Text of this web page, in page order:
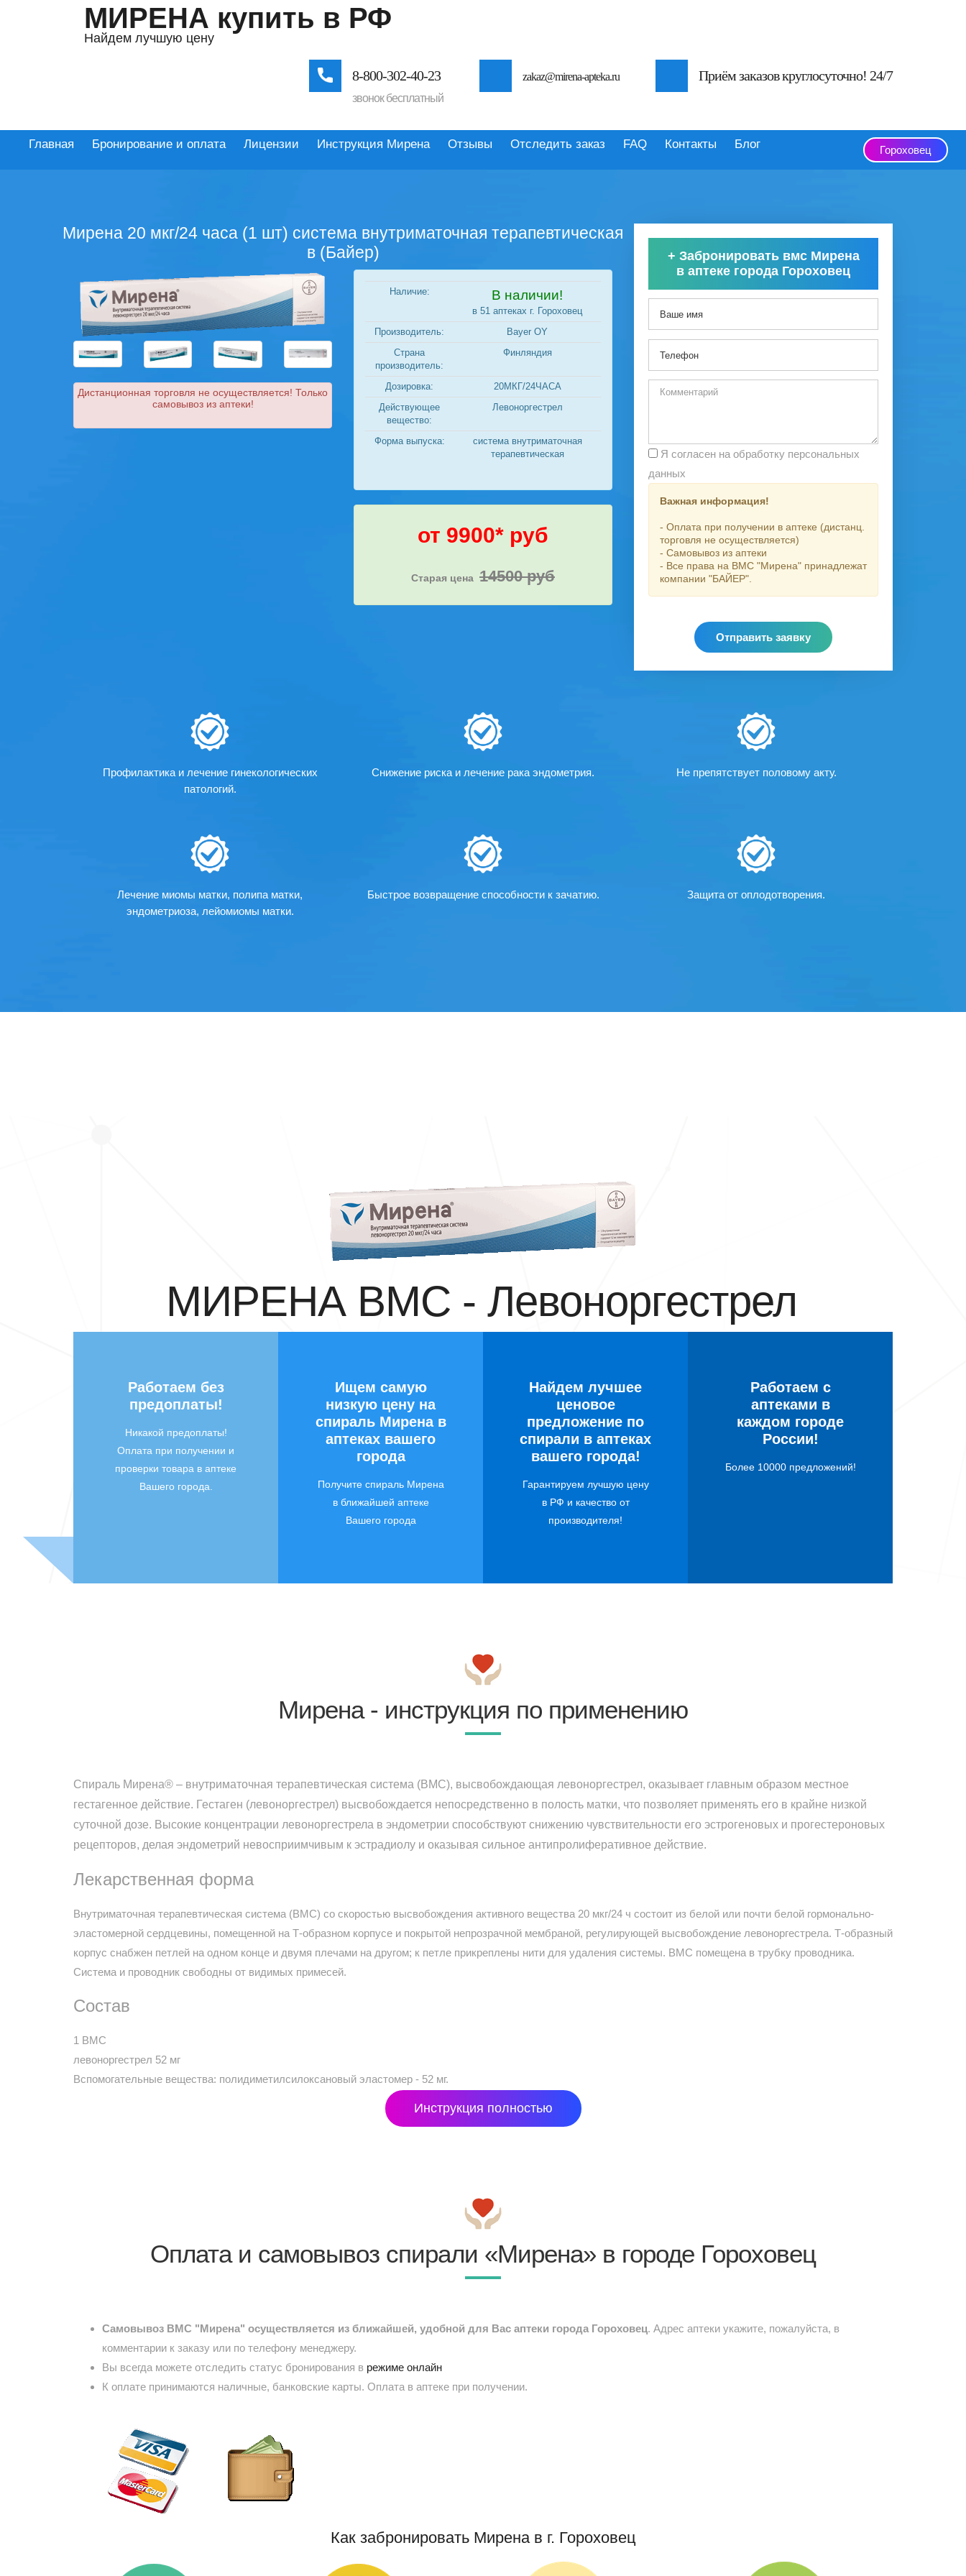
МИРЕНА купить в РФ
Найдем лучшую цену
8-800-302-40-23
звонок бесплатный
zakaz@mirena-apteka.ru Приём заказов круглосуточно! 24/7
Главная Бронирование и оплата Лицензии Инструкция Мирена Отзывы Отследить заказ FAQ Контакты Блог Гороховец
Мирена 20 мкг/24 часа (1 шт) система внутриматочная терапевтическая
в (Байер)
Дистанционная торговля не осуществляется! Только
самовывоз из аптеки!
Наличие: В наличии!
в 51 аптеках г. Гороховец
Производитель:
Bayer OY
Страна
производитель:
Финляндия
Дозировка:
20МКГ/24ЧАСА
Действующее
вещество:
Левоноргестрел
Форма выпуска:
система внутриматочная
терапевтическая
от 9900* руб
Старая цена 14500 руб
+ Забронировать вмс Мирена
в аптеке города Гороховец
данных
Важная информация!
- Оплата при получении в аптеке (дистанц.
торговля не осуществляется)
- Самовывоз из аптеки
- Все права на ВМС "Мирена" принадлежат
компании "БАЙЕР".
Отправить заявку
Профилактика и лечение гинекологических
патологий.
Снижение риска и лечение рака эндометрия. Не препятствует половому акту.
Лечение миомы матки, полипа матки,
эндометриоза, лейомиомы матки.
Быстрое возвращение способности к зачатию. Защита от оплодотворения.
МИРЕНА ВМС - Левоноргестрел
Работаем без
предоплаты!
Никакой предоплаты!
Оплата при получении и
проверки товара в аптеке
Вашего города.
Ищем самую
низкую цену на
спираль Мирена в
аптеках вашего
города
Получите спираль Мирена
в ближайшей аптеке
Вашего города
Найдем лучшее
ценовое
предложение по
спирали в аптеках
вашего города!
Гарантируем лучшую цену
в РФ и качество от
производителя!
Работаем с
аптеками в
каждом городе
России!
Более 10000 предложений!
Мирена - инструкция по применению
Спираль Мирена® – внутриматочная терапевтическая система (ВМС), высвобождающая левоноргестрел, оказывает главным образом местное
гестагенное действие. Гестаген (левоноргестрел) высвобождается непосредственно в полость матки, что позволяет применять его в крайне низкой
суточной дозе. Высокие концентрации левоноргестрела в эндометрии способствуют снижению чувствительности его эстрогеновых и прогестероновых
рецепторов, делая эндометрий невосприимчивым к эстрадиолу и оказывая сильное антипролиферативное действие.
Лекарственная форма
Внутриматочная терапевтическая система (ВМС) со скоростью высвобождения активного вещества 20 мкг/24 ч состоит из белой или почти белой гормонально-
эластомерной сердцевины, помещенной на Т-образном корпусе и покрытой непрозрачной мембраной, регулирующей высвобождение левоноргестрела. Т-образный
корпус снабжен петлей на одном конце и двумя плечами на другом; к петле прикреплены нити для удаления системы. ВМС помещена в трубку проводника.
Система и проводник свободны от видимых примесей.
Состав
1 ВМС
левоноргестрел 52 мг
Вспомогательные вещества: полидиметилсилоксановый эластомер - 52 мг.
Инструкция полностью
Оплата и самовывоз спирали «Мирена» в городе Гороховец
Самовывоз ВМС "Мирена" осуществляется из ближайшей, удобной для Вас аптеки города Гороховец. Адрес аптеки укажите, пожалуйста, в
комментарии к заказу или по телефону менеджеру.
Вы всегда можете отследить статус бронирования в режиме онлайн
К оплате принимаются наличные, банковские карты. Оплата в аптеке при получении.
Как забронировать Мирена в г. Гороховец